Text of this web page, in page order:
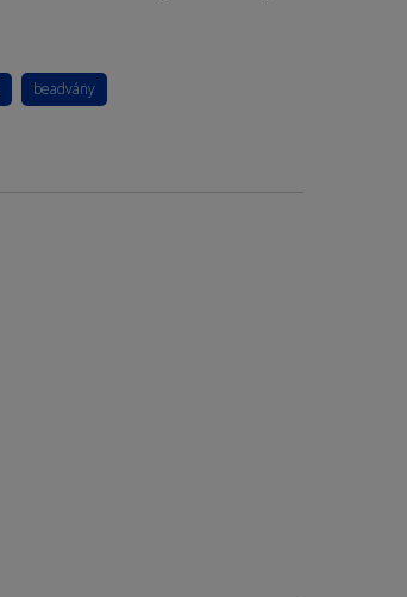
beadvány